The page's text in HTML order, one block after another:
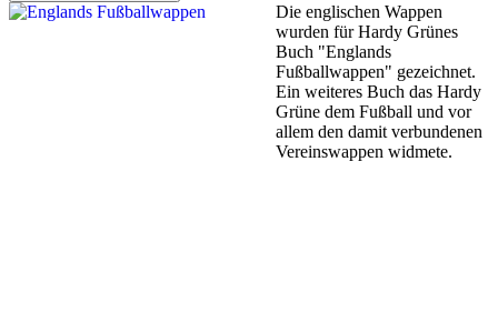
Die englischen Wappen
wurden für Hardy Grünes
Buch "Englands
Fußballwappen" gezeichnet.
Ein weiteres Buch das Hardy
Grüne dem Fußball und vor
allem den damit verbundenen
Vereinswappen widmete.